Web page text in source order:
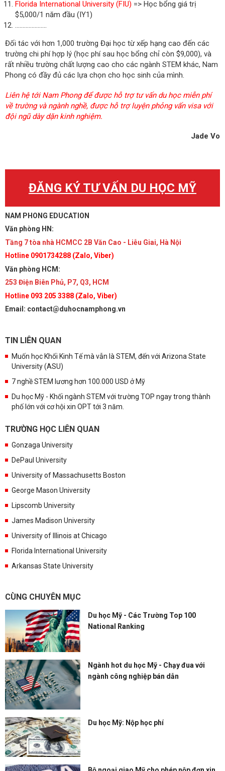
Florida International University (FIU) => Học bổng giá trị
$5,000/1 năm đầu (IY1)
.....................
Đối tác với hơn 1,000 trường Đại học từ xếp hạng cao đến các
trường chi phí hợp lý (học phí sau học bổng chỉ còn $9,000), và
rất nhiều trường chất lượng cao cho các ngành STEM khác, Nam
Phong có đầy đủ các lựa chọn cho học sinh của mình.
Liên hệ tới Nam Phong để được hỗ trợ tư vấn du học miễn phí
về trường và ngành nghề, được hỗ trợ luyện phỏng vấn visa với
đội ngũ dày dặn kinh nghiệm.
Jade Vo
ĐĂNG KÝ TƯ VẤN DU HỌC MỸ
NAM PHONG EDUCATION
Văn phòng HN:
Tầng 7 tòa nhà HCMCC 2B Văn Cao - Liễu Giai, Hà Nội
Hotline 0901734288 (Zalo, Viber)
Văn phòng HCM:
253 Điện Biên Phủ, P7, Q3, HCM
Hotline 093 205 3388 (Zalo, Viber)
Email: contact@duhocnamphong.vn
TIN LIÊN QUAN
Muốn học Khối Kinh Tế mà vẫn là STEM, đến với Arizona State
University (ASU)
7 nghề STEM lương hơn 100.000 USD ở Mỹ
Du học Mỹ - Khối ngành STEM với trường TOP ngay trong thành
phố lớn với cơ hội xin OPT tới 3 năm.
TRƯỜNG HỌC LIÊN QUAN
Gonzaga University
DePaul University
University of Massachusetts Boston
George Mason University
Lipscomb University
James Madison University
University of Illinois at Chicago
Florida International University
Arkansas State University
CÙNG CHUYÊN MỤC
Du học Mỹ - Các Trường Top 100
National Ranking
Ngành hot du học Mỹ - Chạy đua với
ngành công nghiệp bán dẫn
Du học Mỹ: Nộp học phí